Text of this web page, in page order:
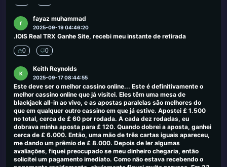
f
fayaz muhammad
2025-09-19 04:46:20
.IOIS Real TRX Ganhe Site, recebi meu instante de retirada
0 0
K
Keith Reynolds
2025-09-17 08:44:55
Este deve ser o melhor cassino online... Este é definitivamente o
melhor cassino online que já visitei. Eles têm uma mesa de
blackjack all-in ao vivo, e as apostas paralelas são melhores do
que em qualquer outro cassino em que já estive. Apostei £ 1.500
no total, cerca de £ 60 por rodada. A cada dez rodadas, eu
dobrava minha aposta para £ 120. Quando dobrei a aposta, ganhei
cerca de £ 6.000. Então, uma mão de três cartas iguais apareceu,
me dando um prêmio de £ 8.000. Depois de ler algumas
avaliações, fiquei preocupado se meu dinheiro chegaria, então
solicitei um pagamento imediato. Como não estava recebendo o